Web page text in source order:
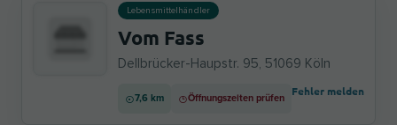
Lebensmittelhändler
Vom Fass
Dellbrücker-Haupstr. 95, 51069 Köln
7,6 km Öffnungszeiten prüfen
Fehler melden